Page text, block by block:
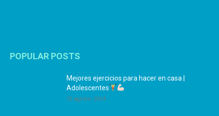
POPULAR POSTS
Mejores ejercicios para hacer en casa |
Adolescentes
12 agosto, 2024